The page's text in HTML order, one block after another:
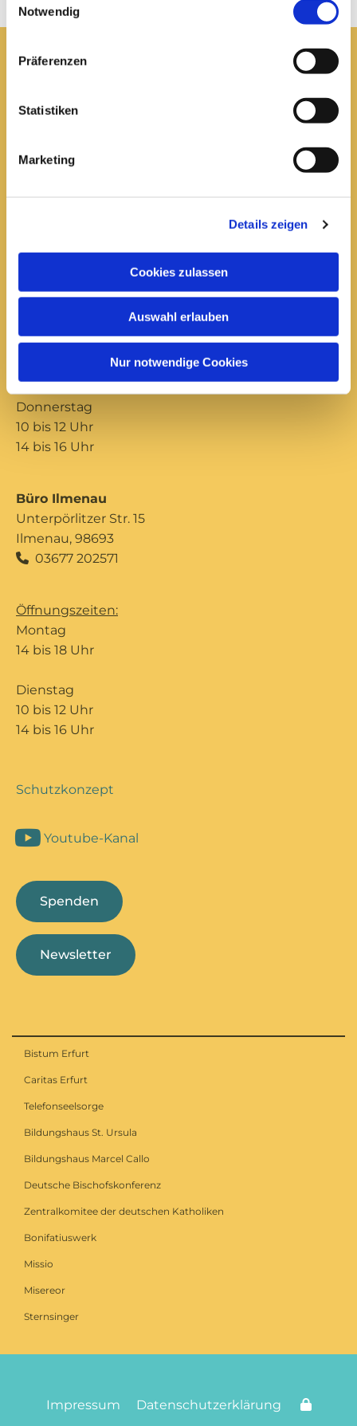
Notwendig
Präferenzen
Statistiken
Marketing
Details zeigen
Cookies zulassen
Auswahl erlauben
Nur notwendige Cookies
Büro Arnstadt
03628 602285
10 bis 12 Uhr
Donnerstag
10 bis 12 Uhr
14 bis 16 Uhr
Büro Ilmenau
Unterpörlitzer Str. 15
Ilmenau, 98693
 03677 202571
Öffnungszeiten:
Montag
14 bis 18 Uhr
Dienstag
10 bis 12 Uhr
14 bis 16 Uhr
Schutzkonzept
Youtube-Kanal
Spenden
Newsletter
Bistum Erfurt
Caritas Erfurt
Telefonseelsorge
Bildungshaus St. Ursula
Bildungshaus Marcel Callo
Deutsche Bischofskonferenz
Zentralkomitee der deutschen Katholiken
Bonifatiuswerk
Missio
Misereor
Sternsinger
Impressum Datenschutzerklärung